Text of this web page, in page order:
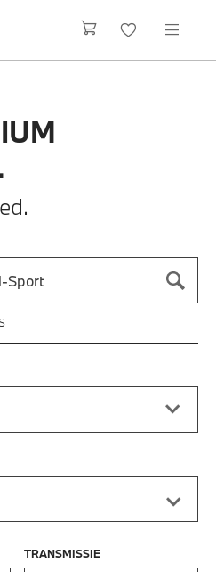
3 Serie M-Sport
op enter om te zoeken
TRANSMISSIE